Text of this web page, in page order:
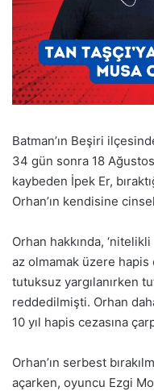
Batman’ın Beşiri
34 gün sonra 18 Ağustos
kaybeden İpek Er,
Orhan’ın kendisine
Orhan hakkında,
az olmamak üzere hapis
tutuksuz yargılanırken
reddedilmişti. Orhan
10 yıl hapis cezasına
Orhan’ın serbest
açarken, oyuncu Ezgi